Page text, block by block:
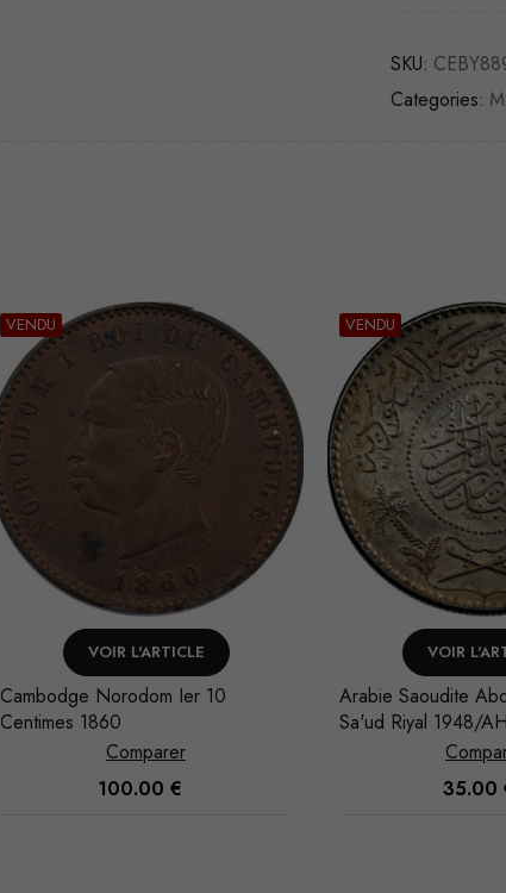
SKU:
Categories:
VENDU
VOIR L'ARTICLE
Cambodge Norodom Ier 10
Centimes 1860
Comparer
100.00 €
VENDU
VOIR
Arabie Saoudite
Sa'ud Riyal 1948/
35.00